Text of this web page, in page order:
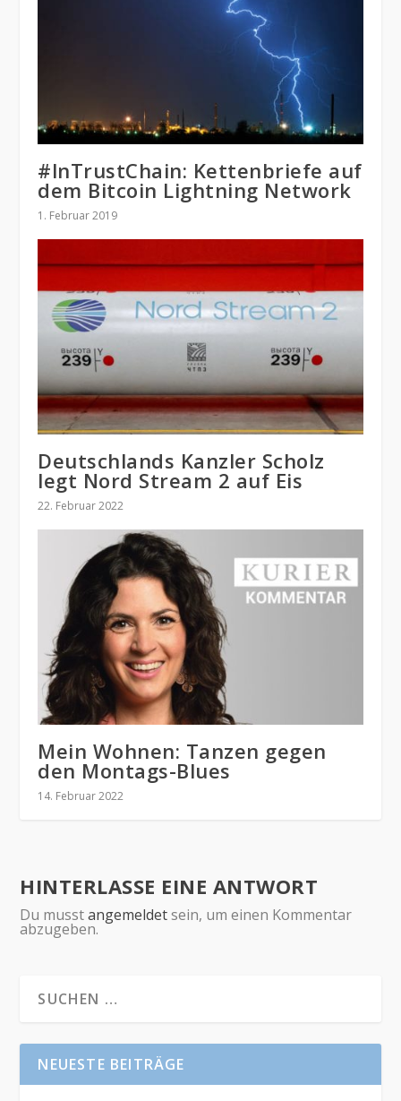
#lnTrustChain: Kettenbriefe auf
dem Bitcoin Lightning Network
1. Februar 2019
Deutschlands Kanzler Scholz
legt Nord Stream 2 auf Eis
22. Februar 2022
Mein Wohnen: Tanzen gegen
den Montags-Blues
14. Februar 2022
HINTERLASSE EINE ANTWORT
Du musstangemeldetsein, um einen Kommentar
abzugeben.
NEUESTE BEITRÄGE